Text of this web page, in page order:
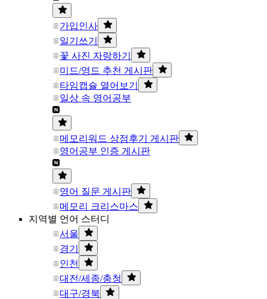
가입인사
일기쓰기
꽃 사진 자랑하기
미드/영드 추천 게시판
타임캡슐 열어보기
일상 속 영어공부
메모리워드 상점후기 게시판
영어공부 인증 게시판
영어 질문 게시판
메모리 크리스마스
지역별 언어 스터디
서울
경기
인천
대전/세종/충청
대구/경북